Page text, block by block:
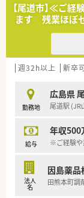
【法人特徴
■広島県東
た経営基
■薬剤師だ
種連携を通
■社長自ら
【勤務実態
■月曜日か
■有給休暇
ートのメ
いに協力し
【職場環境と
【尾道市】≪ご
ます 残業ほぼ
週32h以上 新卒
勤務地
広島県
尾道駅 (JR
給与
年収500
※ご経験や
法人
名
因島薬品
田熊本町調